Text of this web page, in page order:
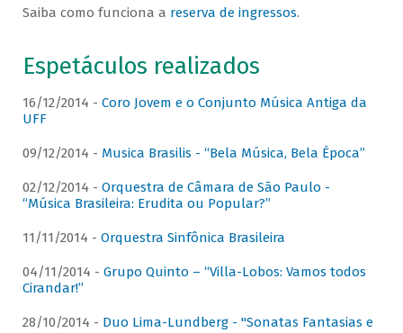
Saiba como funciona a reserva de ingressos.
Espetáculos realizados
16/12/2014 - Coro Jovem e o Conjunto Música Antiga da
UFF
09/12/2014 - Musica Brasilis - “Bela Música, Bela Época”
02/12/2014 - Orquestra de Câmara de São Paulo -
“Música Brasileira: Erudita ou Popular?”
11/11/2014 - Orquestra Sinfônica Brasileira
04/11/2014 - Grupo Quinto – “Villa-Lobos: Vamos todos
Cirandar!”
28/10/2014 - Duo Lima-Lundberg - "Sonatas Fantasias e